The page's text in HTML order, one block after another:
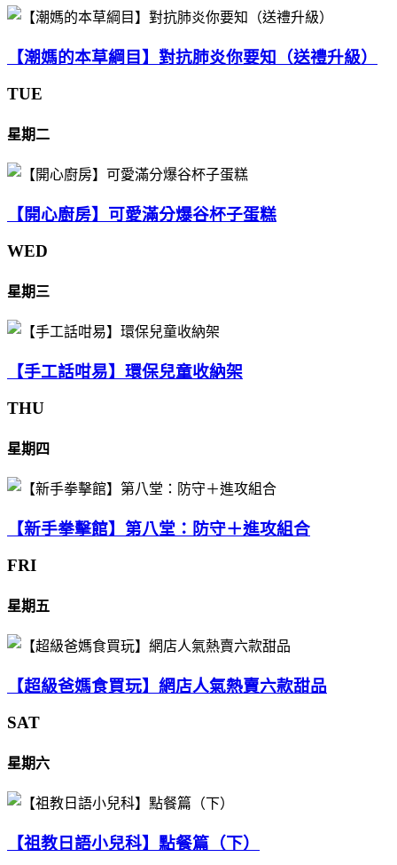
【潮媽的本草綱目】對抗肺炎你要知（送禮升級）
TUE
星期二
【開心廚房】可愛滿分爆谷杯子蛋糕
WED
星期三
【手工話咁易】環保兒童收納架
THU
星期四
【新手拳擊館】第八堂：防守＋進攻組合
FRI
星期五
【超級爸媽食買玩】網店人氣熱賣六款甜品
SAT
星期六
【祖教日語小兒科】點餐篇（下）